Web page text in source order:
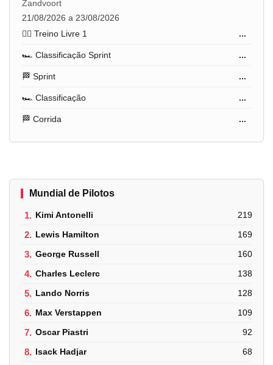
Zandvoort
21/08/2026 a 23/08/2026
🏋️‍♂️ Treino Livre 1
...
🏎️ Classificação Sprint ...
🏁 Sprint ...
🏎️ Classificação ...
🏁 Corrida ...
Mundial de Pilotos
1. Kimi Antonelli 219
2. Lewis Hamilton 169
3. George Russell 160
4. Charles Leclerc 138
5. Lando Norris 128
6. Max Verstappen 109
7. Oscar Piastri 92
8. Isack Hadjar 68